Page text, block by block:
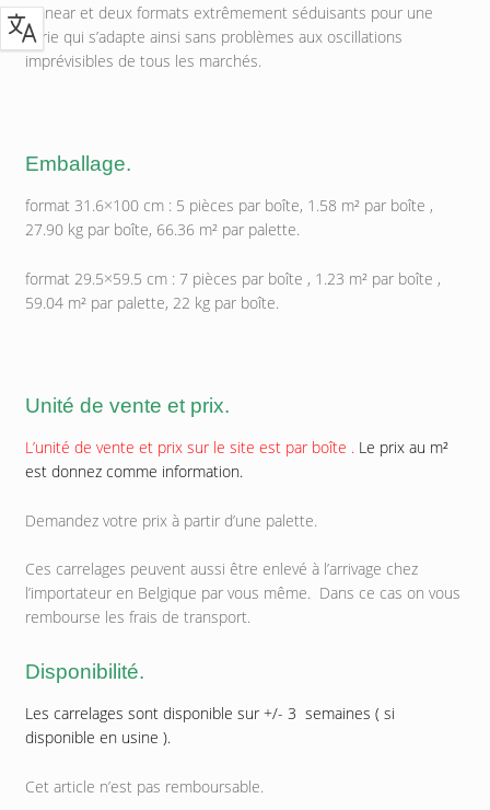
Linnear et deux formats extrêmement séduisants pour une
série qui s’adapte ainsi sans problèmes aux oscillations
imprévisibles de tous les marchés.
Emballage.
format 31.6×100 cm : 5 pièces par boîte, 1.58 m² par boîte ,
27.90 kg par boîte, 66.36 m² par palette.
format 29.5×59.5 cm : 7 pièces par boîte , 1.23 m² par boîte ,
59.04 m² par palette, 22 kg par boîte.
Unité de vente et prix.
L’unité de vente et prix sur le site est par boîte .Le prix au m²
est donnez comme information.
Demandez votre prix à partir d’une palette.
Ces carrelages peuvent aussi être enlevé à l’arrivage chez
l’importateur en Belgique par vous même. Dans ce cas on vous
rembourse les frais de transport.
Disponibilité.
Les carrelages sont disponible sur +/- 3 semaines ( si
disponible en usine ).
Cet article n’est pas remboursable.